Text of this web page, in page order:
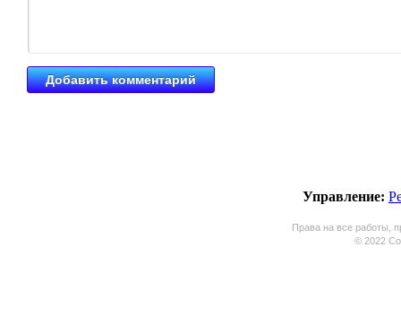
Управление:
Права на все работы,
© 2022